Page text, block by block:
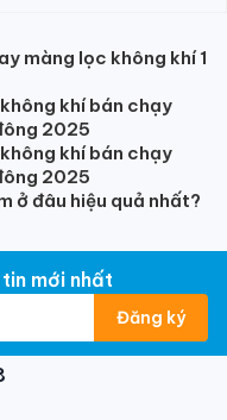
màng lọc không khí 1
khí bán chạy
2025
khí bán chạy
2025
ở đâu hiệu quả nhất?
mới nhất
Đăng ký